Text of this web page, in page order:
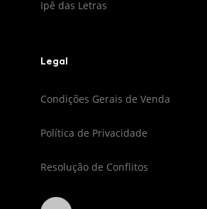
Ipê das Letras
Legal
Condições Gerais de Venda
Política de Privacidade
Resolução de Conflitos